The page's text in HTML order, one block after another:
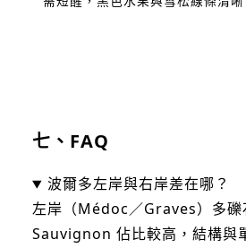
七 、FAQ
波爾多左岸與右岸差在哪？
左岸（Médoc／Graves）多
Sauvignon 佔比較高，結構與